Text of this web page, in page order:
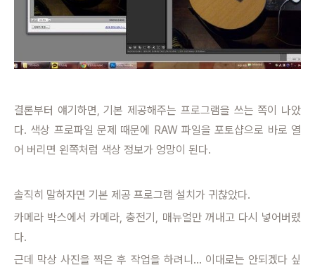
결론부터 얘기하면, 기본 제공해주는 프로그램을 쓰는 쪽이 나았
다. 색상 프로파일 문제 때문에 RAW 파일을 포토샵으로 바로 열
어 버리면 왼쪽처럼 색상 정보가 엉망이 된다.
솔직히 말하자면 기본 제공 프로그램 설치가 귀찮았다.
카메라 박스에서 카메라, 충전기, 매뉴얼만 꺼내고 다시 넣어버렸
다.
근데 막상 사진을 찍은 후 작업을 하려니... 이대로는 안되겠다 싶